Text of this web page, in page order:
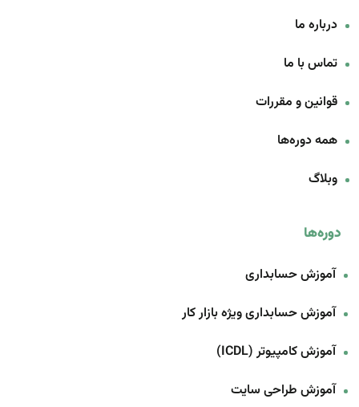
درباره ما
تماس با ما
قوانین و مقررات
همه دوره‌ها
وبلاگ
دوره‌ها
آموزش حسابداری
آموزش حسابداری ویژه بازار کار
آموزش کامپیوتر (ICDL)
آموزش طراحی سایت